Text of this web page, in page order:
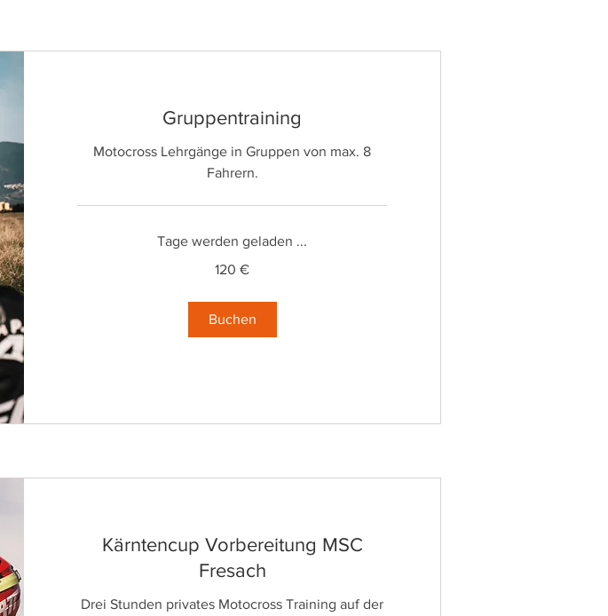
Gruppentraining
Motocross Lehrgänge in Gruppen von max. 8
Fahrern.
Tage werden geladen ...
120 €
Buchen
Kärntencup Vorbereitung MSC
Fresach
Drei Stunden privates Motocross Training auf der